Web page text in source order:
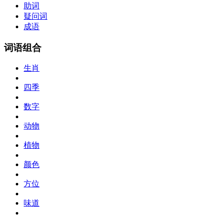
助词
疑问词
成语
词语组合
生肖
四季
数字
动物
植物
颜色
方位
味道